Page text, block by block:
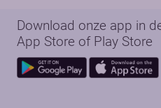
Download onze app in
App Store of Play Store